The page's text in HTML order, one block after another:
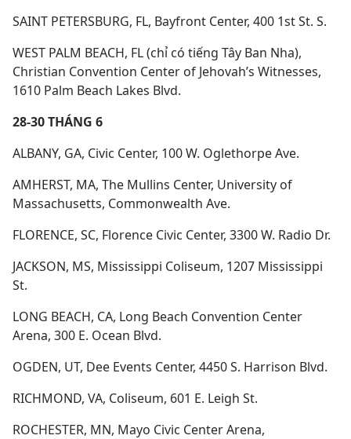
SAINT PETERSBURG, FL, Bayfront Center, 400 1st St. S.
WEST PALM BEACH, FL (chỉ có tiếng Tây Ban Nha),
Christian Convention Center of Jehovah’s Witnesses,
1610 Palm Beach Lakes Blvd.
28-30 THÁNG 6
ALBANY, GA, Civic Center, 100 W. Oglethorpe Ave.
AMHERST, MA, The Mullins Center, University of
Massachusetts, Commonwealth Ave.
FLORENCE, SC, Florence Civic Center, 3300 W. Radio Dr.
JACKSON, MS, Mississippi Coliseum, 1207 Mississippi
St.
LONG BEACH, CA, Long Beach Convention Center
Arena, 300 E. Ocean Blvd.
OGDEN, UT, Dee Events Center, 4450 S. Harrison Blvd.
RICHMOND, VA, Coliseum, 601 E. Leigh St.
ROCHESTER, MN, Mayo Civic Center Arena,